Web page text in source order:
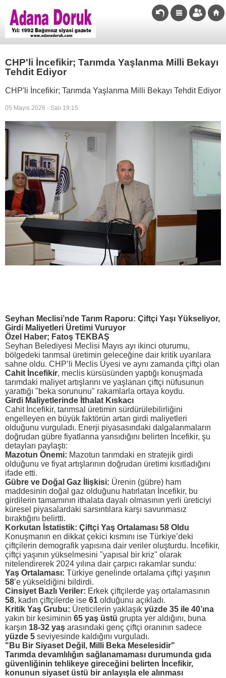
CHP'li İncefikir; Tarımda Yaşlanma Milli Bekayı
Tehdit Ediyor
CHP'li İncefikir; Tarımda Yaşlanma Milli Bekayı Tehdit Ediyor
05 Mayıs 2026 - Salı 19:15
Seyhan Meclisi’nde Tarım Raporu: Çiftçi Yaşı Yükseliyor,
Girdi Maliyetleri Üretimi Vuruyor
Özel Haber; Fatoş TEKBAŞ
Seyhan Belediyesi Meclisi Mayıs ayı ikinci oturumu,
bölgedeki tarımsal üretimin geleceğine dair kritik uyarılara
sahne oldu. CHP’li Meclis Üyesi ve aynı zamanda çiftçi olan
Cahit İncefikir, meclis kürsüsünden yaptığı konuşmada
tarımdaki maliyet artışlarını ve yaşlanan çiftçi nüfusunun
yarattığı "beka sorununu" rakamlarla ortaya koydu.
Girdi Maliyetlerinde İthalat Kıskacı
Cahit İncefikir, tarımsal üretimin sürdürülebilirliğini
engelleyen en büyük faktörün artan girdi maliyetleri
olduğunu vurguladı. Enerji piyasasındaki dalgalanmaların
doğrudan gübre fiyatlarına yansıdığını belirten İncefikir, şu
detayları paylaştı:
Mazotun Önemi: Mazotun tarımdaki en stratejik girdi
olduğunu ve fiyat artışlarının doğrudan üretimi kısıtladığını
ifade etti.
Gübre ve Doğal Gaz İlişkisi: Ürenin (gübre) ham
maddesinin doğal gaz olduğunu hatırlatan İncefikir, bu
girdilerin tamamının ithalata dayalı olmasının yerli üreticiyi
küresel piyasalardaki sarsıntılara karşı savunmasız
bıraktığını belirtti.
Korkutan İstatistik: Çiftçi Yaş Ortalaması 58 Oldu
Konuşmanın en dikkat çekici kısmını ise Türkiye’deki
çiftçilerin demografik yapısına dair veriler oluşturdu. İncefikir,
çiftçi yaşının yükselmesini "yapısal bir kriz" olarak
nitelendirerek 2024 yılına dair çarpıcı rakamlar sundu:
Yaş Ortalaması: Türkiye genelinde ortalama çiftçi yaşının
58’e yükseldiğini bildirdi.
Cinsiyet Bazlı Veriler: Erkek çiftçilerde yaş ortalamasının
58, kadın çiftçilerde ise 61 olduğunu açıkladı.
Kritik Yaş Grubu: Üreticilerin yaklaşık yüzde 35 ile 40’ına
yakın bir kesiminin 65 yaş üstü grupta yer aldığını, buna
karşın 18-32 yaş arasındaki genç çiftçi oranının sadece
yüzde 5 seviyesinde kaldığını vurguladı.
"Bu Bir Siyaset Değil, Milli Beka Meselesidir"
Tarımda devamlılığın sağlanamaması durumunda gıda
güvenliğinin tehlikeye gireceğini belirten İncefikir,
konunun siyaset üstü bir anlayışla ele alınması